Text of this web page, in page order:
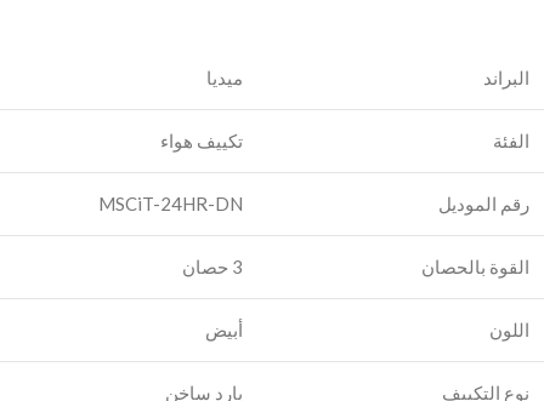
البراند ميديا
الفئة تكييف هواء
رقم الموديل MSCiT-24HR-DN
القوة بالحصان 3 حصان
اللون أبيض
نوع التكييف بارد ساخن